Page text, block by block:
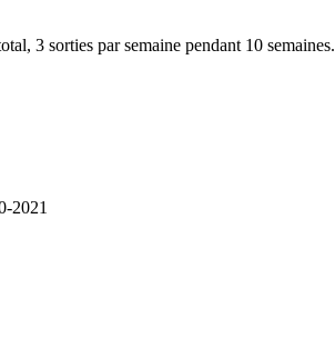
3 sorties par semaine pendant 10 semaines.
2021